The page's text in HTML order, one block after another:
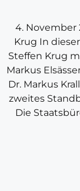
4. November
Krug In
Steffen Krug
Markus
Dr. Markus
zweites
Die